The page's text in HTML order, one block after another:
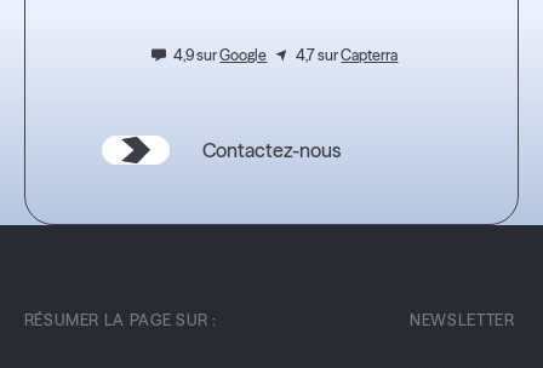
4,9 surGoogle 4,7 surCapterra
Contactez-nous
RÉSUMER LA PAGE SUR : NEWSLETTER